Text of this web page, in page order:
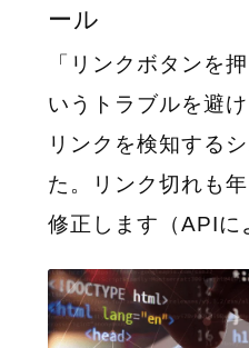
ール
「リンクボタンを
いうトラブルを避
リンクを検知する
た。リンク切れも
修正します（APIに